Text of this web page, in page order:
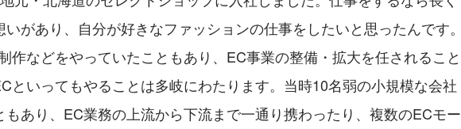
があり、自分が好きなファッションの仕事をしたいと思ったんです。
作などをやっていたこともあり、EC事業の整備・拡大を任されること
といってもやることは多岐にわたります。当時10名弱の小規模な会社
もあり、EC業務の上流から下流まで一通り携わったり、複数のECモー